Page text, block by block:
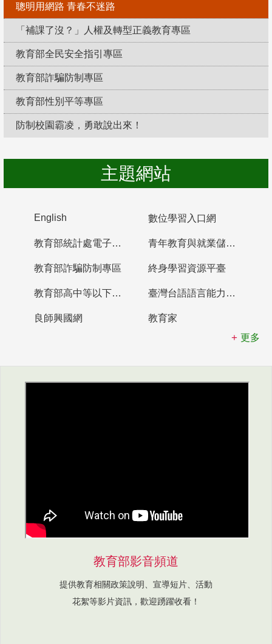
聰明用網路 青春不迷路
「補課了沒？」人權及轉型正義教育專區
教育部全民安全指引專區
教育部詐騙防制專區
教育部性別平等專區
防制校園霸凌，勇敢說出來！
主題網站
English 數位學習入口網
教育部統計處電子書櫃 青年教育與就業儲蓄帳戶
教育部詐騙防制專區 終身學習資源平臺
教育部高中等以下學校及幼兒園教師資格檢定考試 臺灣台語語言能力認證網站
良師興國網
教育家
更多
教育部影音頻道
提供教育相關政策說明、宣導短片、活動
花絮等影片資訊，歡迎踴躍收看！